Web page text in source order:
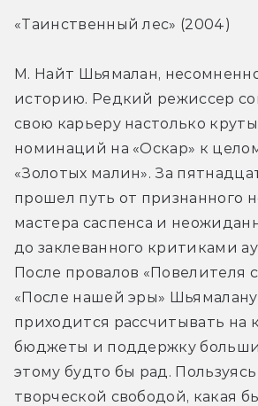
«Таинственный лес» (2004)
М. Найт Шьямалан,
историю. Редкий режиссер
свою карьеру настолько
номинаций на «Оскар» к
«Золотых малин». За
прошел путь от признанного
мастера саспенса и
до заклеванного критиками
После провалов «Повелителя
«После нашей эры»
приходится рассчитывать на
бюджеты и поддержку
этому будто бы рад.
творческой свободой, какая